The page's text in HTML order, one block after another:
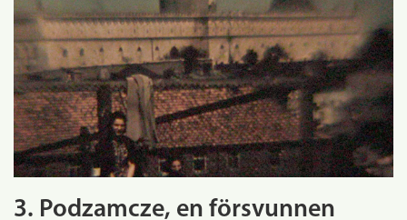
3. Podzamcze, en försvunnen